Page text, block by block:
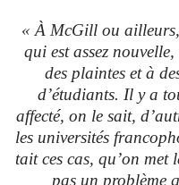
« À McGill ou
qui est assez
des plaintes et à
d’étudiants. Il y a
affecté, on le sait,
les universités
tait ces cas, qu’on met
pas un problème